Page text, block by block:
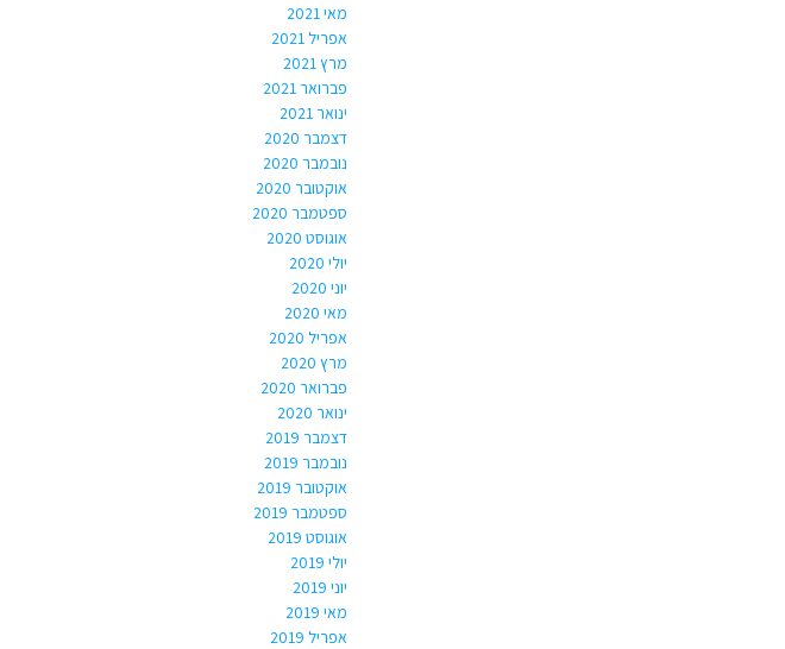
מאי 2021
אפריל 2021
מרץ 2021
פברואר 2021
ינואר 2021
דצמבר 2020
נובמבר 2020
אוקטובר 2020
ספטמבר 2020
אוגוסט 2020
יולי 2020
יוני 2020
מאי 2020
אפריל 2020
מרץ 2020
פברואר 2020
ינואר 2020
דצמבר 2019
נובמבר 2019
אוקטובר 2019
ספטמבר 2019
אוגוסט 2019
יולי 2019
יוני 2019
מאי 2019
אפריל 2019